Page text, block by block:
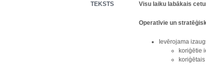
TEKSTS Visu laiku labākais
Operatīvie un
Ievērojama
koriģētie